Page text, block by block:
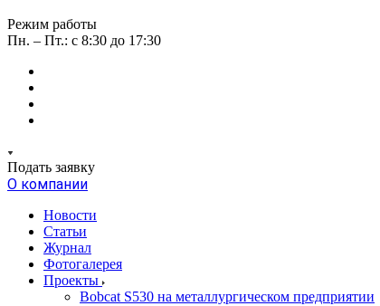
Режим работы
Пн. – Пт.: c 8:30 до 17:30
Подать заявку
О компании
Новости
Статьи
Журнал
Фотогалерея
Проекты
Bobcat S530 на металлургическом предприятии